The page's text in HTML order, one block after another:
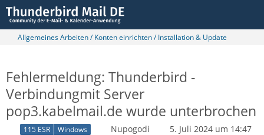
Allgemeines Arbeiten / Konten einrichten / Installation & Update
Fehlermeldung: Thunderbird -
Verbindungmit Server
pop3.kabelmail.de wurde unterbrochen
115 ESR Windows Nupogodi
5. Juli 2024 um 14:47